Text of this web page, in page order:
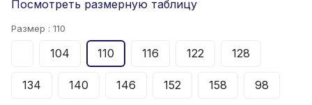
Посмотреть размерную таблицу
Размер : 110
104 110 116 122 128
134 140 146 152 158 98